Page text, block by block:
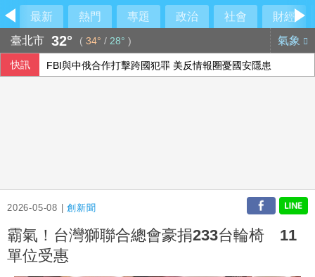
最新 熱門 專題 政治 社會
財經
臺北市 32° ( 34° / 28° ) 氣象
快訊 FBI與中俄合作打擊跨國犯罪 美反情報圈憂國安隱患
2026-05-08 |創新聞
霸氣！台灣獅聯合總會豪捐233台輪椅 11
單位受惠